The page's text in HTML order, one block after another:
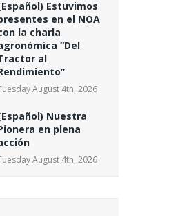
Estuvimos
en el NOA
la charla
“Del
al
August 4th, 2026
Nuestra
en plena
August 4th, 2026